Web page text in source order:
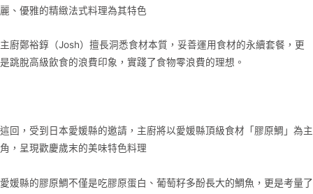
麗、優雅的精緻法式料理為其特色
主廚鄭裕錞（Josh）擅長洞悉食材本質，妥善運用食材的永續套餐，更
是跳脫高級飲食的浪費印象，實踐了食物零浪費的理想。
這回，受到日本愛媛縣的邀請，主廚將以愛媛縣頂級食材「膠原鯛」為主
角，呈現歡慶歲末的美味特色料理
愛媛縣的膠原鯛不僅是吃膠原蛋白、 葡萄籽多酚長大的鯛魚，更是考量了